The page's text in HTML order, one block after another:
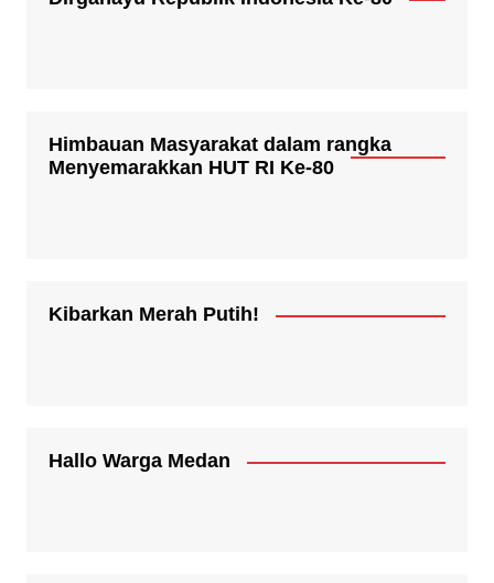
Himbauan Masyarakat dalam rangka
Menyemarakkan HUT RI Ke-80
Kibarkan Merah Putih!
Hallo Warga Medan